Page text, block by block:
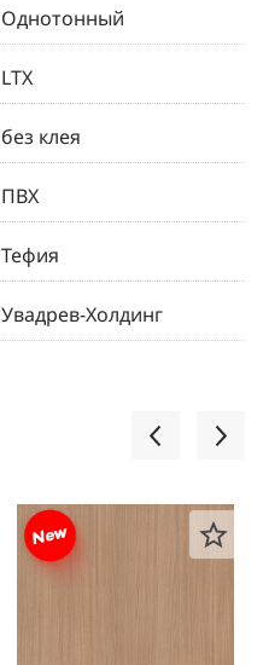
Однотонный
LTX
без клея
ПВХ
Тефия
Увадрев-Холдинг